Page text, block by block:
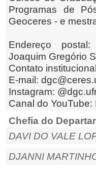
Programas de
Geoceres - e
Endereço
Joaquim Gregório
Contato
E-mail:
Instagram:
Canal do
Chefia do
DAVI DO VALE
DJANNI